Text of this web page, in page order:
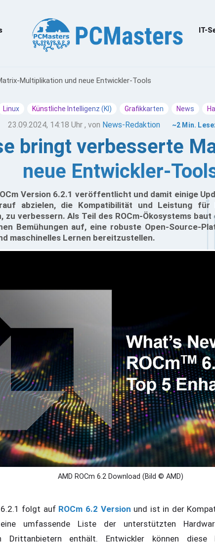
IT-
Multiplikation und neue Entwickler-Tools
Linux Künstliche Intelligenz (KI) Grafikkarten News
23.09.2024, 14:18 Uhr , von News-Redaktion ~2 Min.
bringt verbesserte
neue Entwickler-
Version 6.2.1 veröffentlicht und damit einige
abzielen, die Kompatibilität und Leistung für
zu verbessern. Als Teil des ROCm-Ökosystems
Bemühungen auf, eine robuste Open-Source-
maschinelles Lernen bereitzustellen.
AMD ROCm 6.2 Download (Bild © AMD)
6.2.1 folgt auf ROCm 6.2 Version und ist in der
umfassende Liste der unterstützten
Drittanbietern enthält. Entwickler können diese